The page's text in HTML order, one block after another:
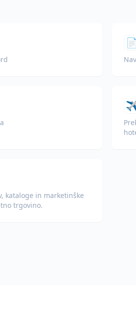
📄
kataloge in marketinške
trgovino.